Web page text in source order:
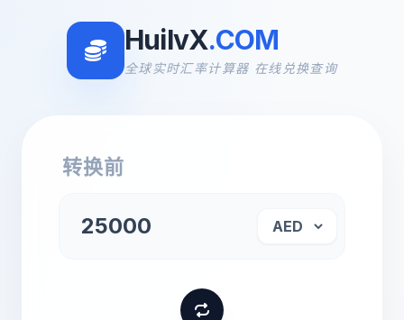
HuilvX.COM
全球实时汇率计算器 在线兑换查询
转换前